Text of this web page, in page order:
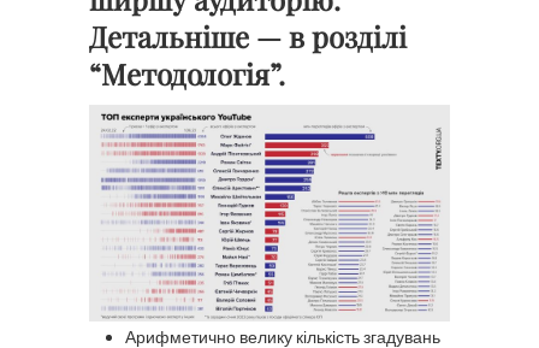
Детальніше — в розділі
“Методологія”.
Арифметично велику кількість згадувань